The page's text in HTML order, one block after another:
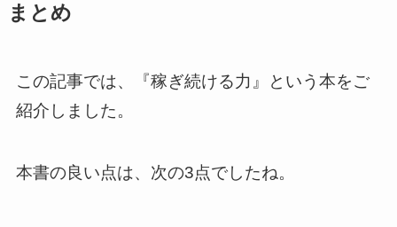
まとめ
この記事では、『稼ぎ続ける力』という本をご
紹介しました。
本書の良い点は、次の3点でしたね。